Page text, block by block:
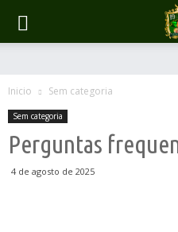
Inicio Sem categoria
Sem categoria
Perguntas
4 de agosto de 2025